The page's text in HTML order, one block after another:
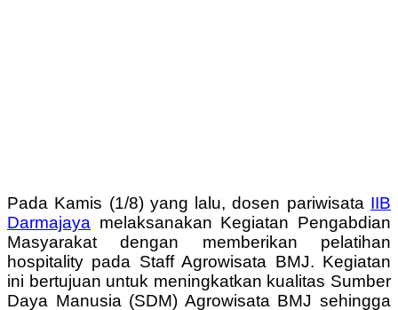
Pada Kamis (1/8) yang lalu, dosen pariwisata IIB
Darmajaya melaksanakan Kegiatan Pengabdian
Masyarakat dengan memberikan pelatihan
hospitality pada Staff Agrowisata BMJ. Kegiatan
ini bertujuan untuk meningkatkan kualitas Sumber
Daya Manusia (SDM) Agrowisata BMJ sehingga